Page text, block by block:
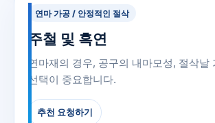
연마 가공 / 안정적인 절삭
주철 및 흑연
연마재의 경우, 공구의 내마모성, 절삭날
선택이 중요합니다.
추천 요청하기